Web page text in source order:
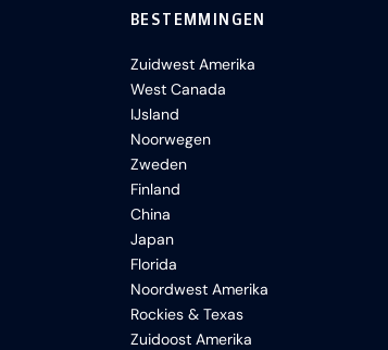
BESTEMMINGEN
Zuidwest Amerika
West Canada
IJsland
Noorwegen
Zweden
Finland
China
Japan
Florida
Noordwest Amerika
Rockies & Texas
Zuidoost Amerika